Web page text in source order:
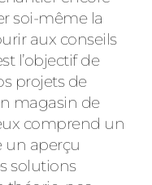
soi-même la
aux conseils
l’objectif de
projets de
magasin de
comprend un
un aperçu
solutions